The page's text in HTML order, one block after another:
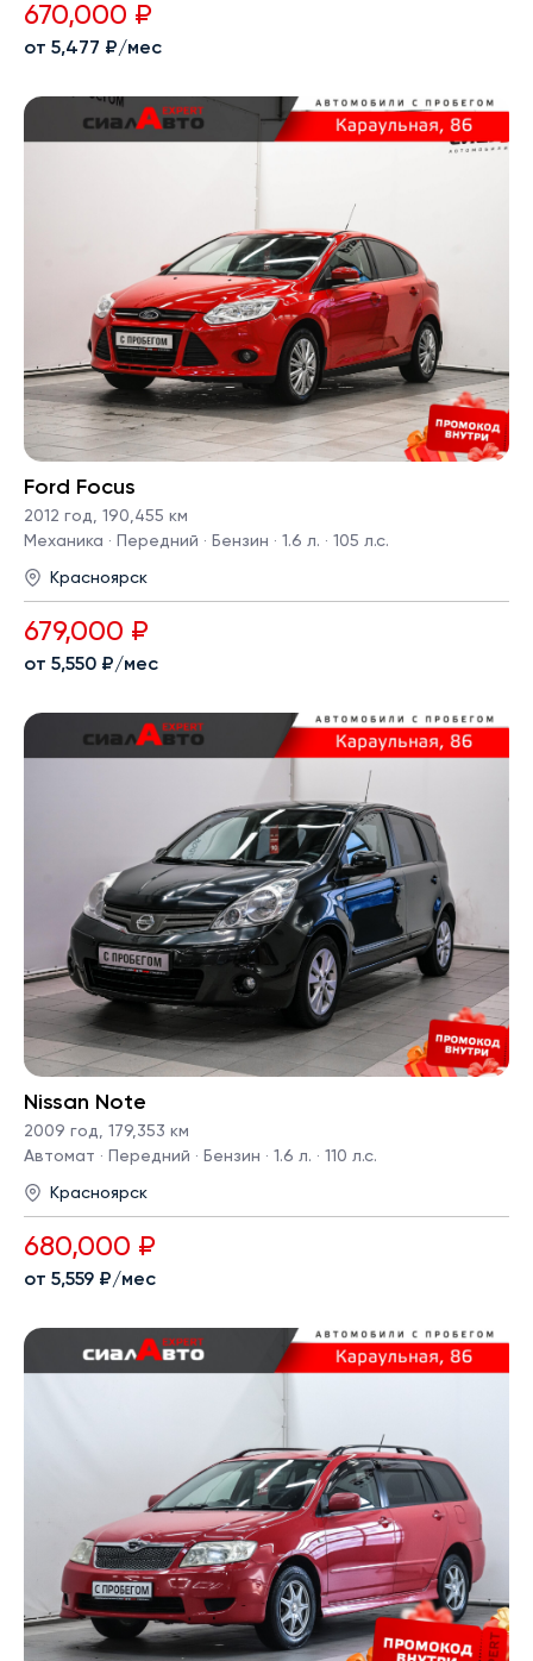
670,000 ₽
от 5,477 ₽/мес
Ford Focus
2012 год
190,455 км
Механика · Передний · Бензин · 1.6 л. · 105 л.с.
Красноярск
679,000 ₽
от 5,550 ₽/мес
Nissan Note
2009 год, 179,353 км
Автомат · Передний · Бензин · 1.6 л. · 110 л.с.
Красноярск
680,000 ₽
от 5,559 ₽/мес